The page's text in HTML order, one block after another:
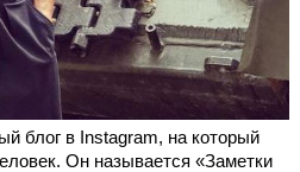
блог в Instagram, на который
Он называется «Заметки